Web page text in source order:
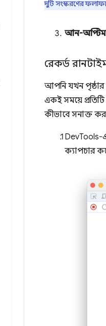
দুটি সংস্করণের
আন-
রেকর্ড
আপনি যখন পৃষ্ঠার
একই সময়ে প্রতিটি
কীভাবে সনাক্ত
DevTools-
ক্যাপচার